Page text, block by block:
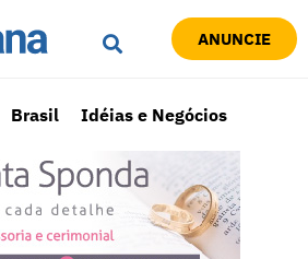
ANUNCIE
Brasil Idéias e Negócios